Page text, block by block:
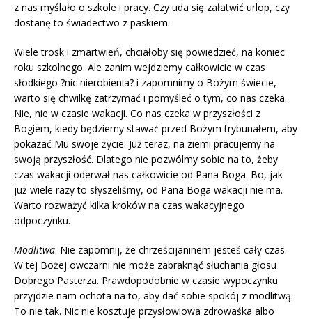
z nas myślało o szkole i pracy. Czy uda się załatwić urlop, czy
dostanę to świadectwo z paskiem.
Wiele trosk i zmartwień, chciałoby się powiedzieć, na koniec
roku szkolnego. Ale zanim wejdziemy całkowicie w czas
słodkiego ?nic nierobienia? i zapomnimy o Bożym świecie,
warto się chwilkę zatrzymać i pomyśleć o tym, co nas czeka.
Nie, nie w czasie wakacji. Co nas czeka w przyszłości z
Bogiem, kiedy będziemy stawać przed Bożym trybunałem, aby
pokazać Mu swoje życie. Już teraz, na ziemi pracujemy na
swoją przyszłość. Dlatego nie pozwólmy sobie na to, żeby
czas wakacji oderwał nas całkowicie od Pana Boga. Bo, jak
już wiele razy to słyszeliśmy, od Pana Boga wakacji nie ma.
Warto rozważyć kilka kroków na czas wakacyjnego
odpoczynku.
Modlitwa. Nie zapomnij, że chrześcijaninem jesteś cały czas.
W tej Bożej owczarni nie może zabraknąć słuchania głosu
Dobrego Pasterza. Prawdopodobnie w czasie wypoczynku
przyjdzie nam ochota na to, aby dać sobie spokój z modlitwą.
To nie tak. Nic nie kosztuje przysłowiowa zdrowaśka albo